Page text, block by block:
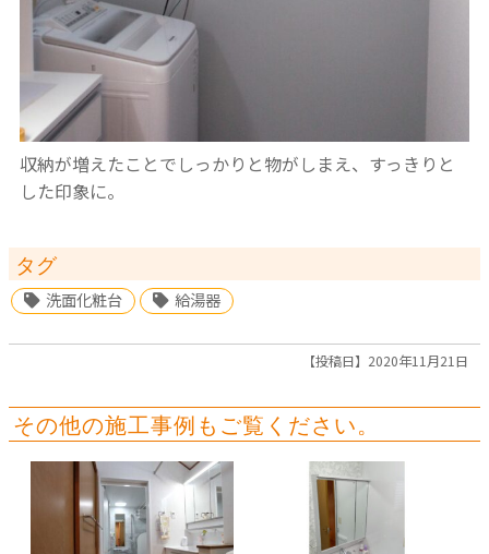
収納が増えたことでしっかりと物がしまえ、すっきりと
した印象に。
タグ
洗面化粧台 給湯器
【投稿日】2020年11月21日
その他の施工事例もご覧ください。